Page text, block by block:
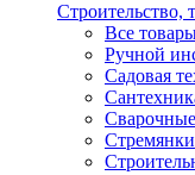
Строительство,
Все
Ручной
Садовая
Стремянки